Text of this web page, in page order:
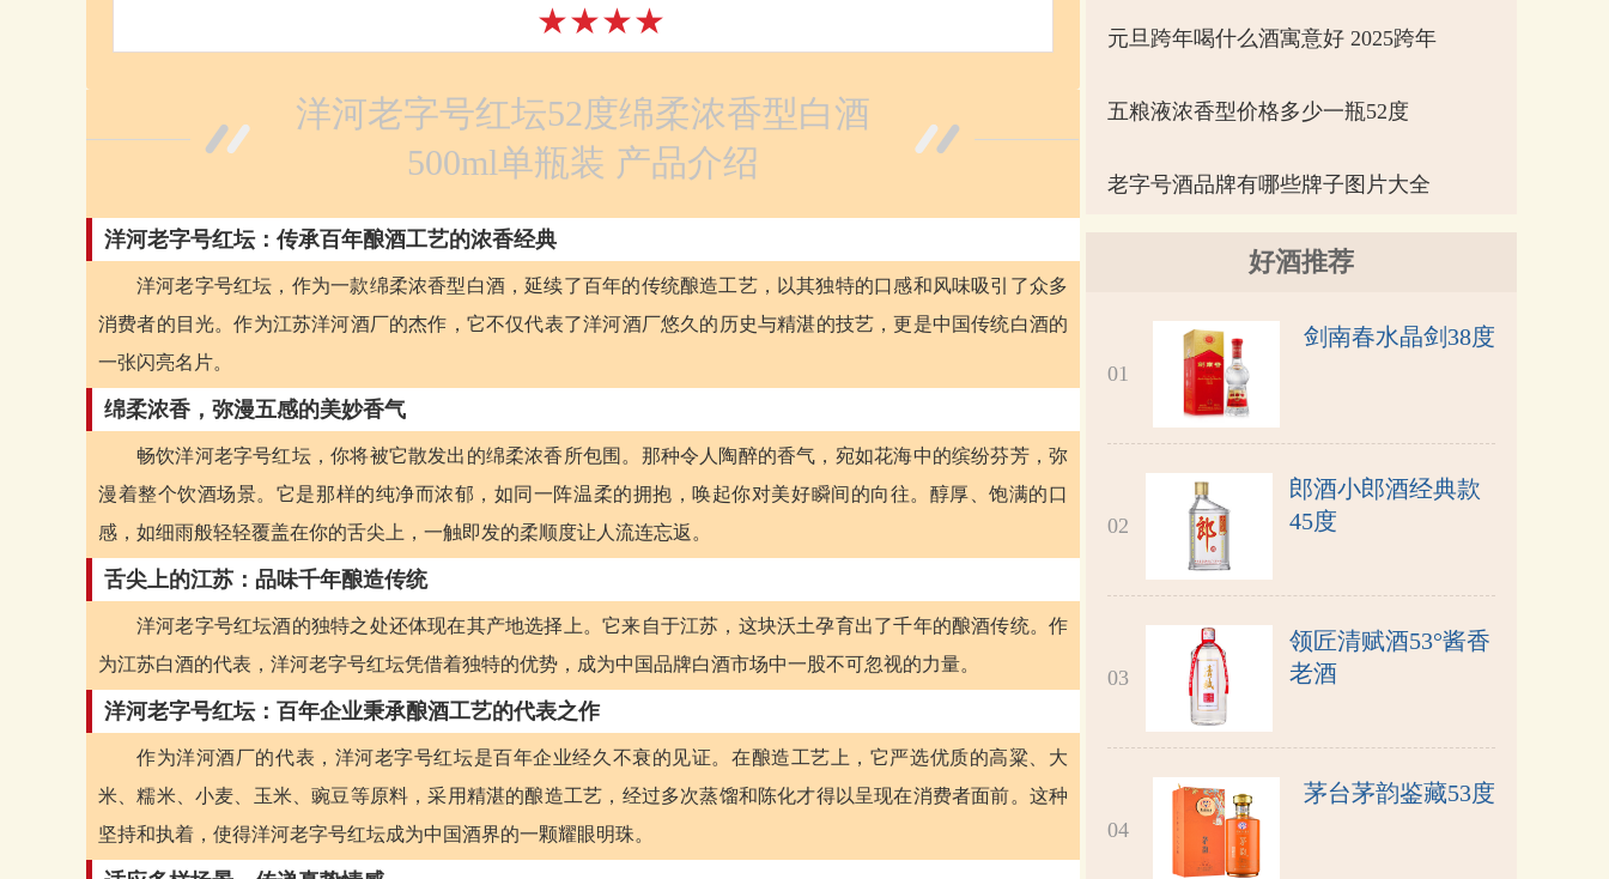
★★★★
洋河老字号红坛52度绵柔浓香型白酒
500ml单瓶装 产品介绍
洋河老字号红坛：传承百年酿酒工艺的浓香经典
洋河老字号红坛，作为一款绵柔浓香型白酒，延续了百年的传统酿造工艺，以其独特的口感和风味吸引了众多
消费者的目光。作为江苏洋河酒厂的杰作，它不仅代表了洋河酒厂悠久的历史与精湛的技艺，更是中国传统白酒的
一张闪亮名片。
绵柔浓香，弥漫五感的美妙香气
畅饮洋河老字号红坛，你将被它散发出的绵柔浓香所包围。那种令人陶醉的香气，宛如花海中的缤纷芬芳，弥
漫着整个饮酒场景。它是那样的纯净而浓郁，如同一阵温柔的拥抱，唤起你对美好瞬间的向往。醇厚、饱满的口
感，如细雨般轻轻覆盖在你的舌尖上，一触即发的柔顺度让人流连忘返。
舌尖上的江苏：品味千年酿造传统
洋河老字号红坛酒的独特之处还体现在其产地选择上。它来自于江苏，这块沃土孕育出了千年的酿酒传统。作
为江苏白酒的代表，洋河老字号红坛凭借着独特的优势，成为中国品牌白酒市场中一股不可忽视的力量。
洋河老字号红坛：百年企业秉承酿酒工艺的代表之作
作为洋河酒厂的代表，洋河老字号红坛是百年企业经久不衰的见证。在酿造工艺上，它严选优质的高粱、大
米、糯米、小麦、玉米、豌豆等原料，采用精湛的酿造工艺，经过多次蒸馏和陈化才得以呈现在消费者面前。这种
坚持和执着，使得洋河老字号红坛成为中国酒界的一颗耀眼明珠。
元旦跨年喝什么酒寓意好 2025跨年
五粮液浓香型价格多少一瓶52度
老字号酒品牌有哪些牌子图片大全
好酒推荐
01
剑南春水晶剑38度
02
郎酒小郎酒经典款
45度
03
领匠清赋酒53°酱香
老酒
04
茅台茅韵鉴藏53度